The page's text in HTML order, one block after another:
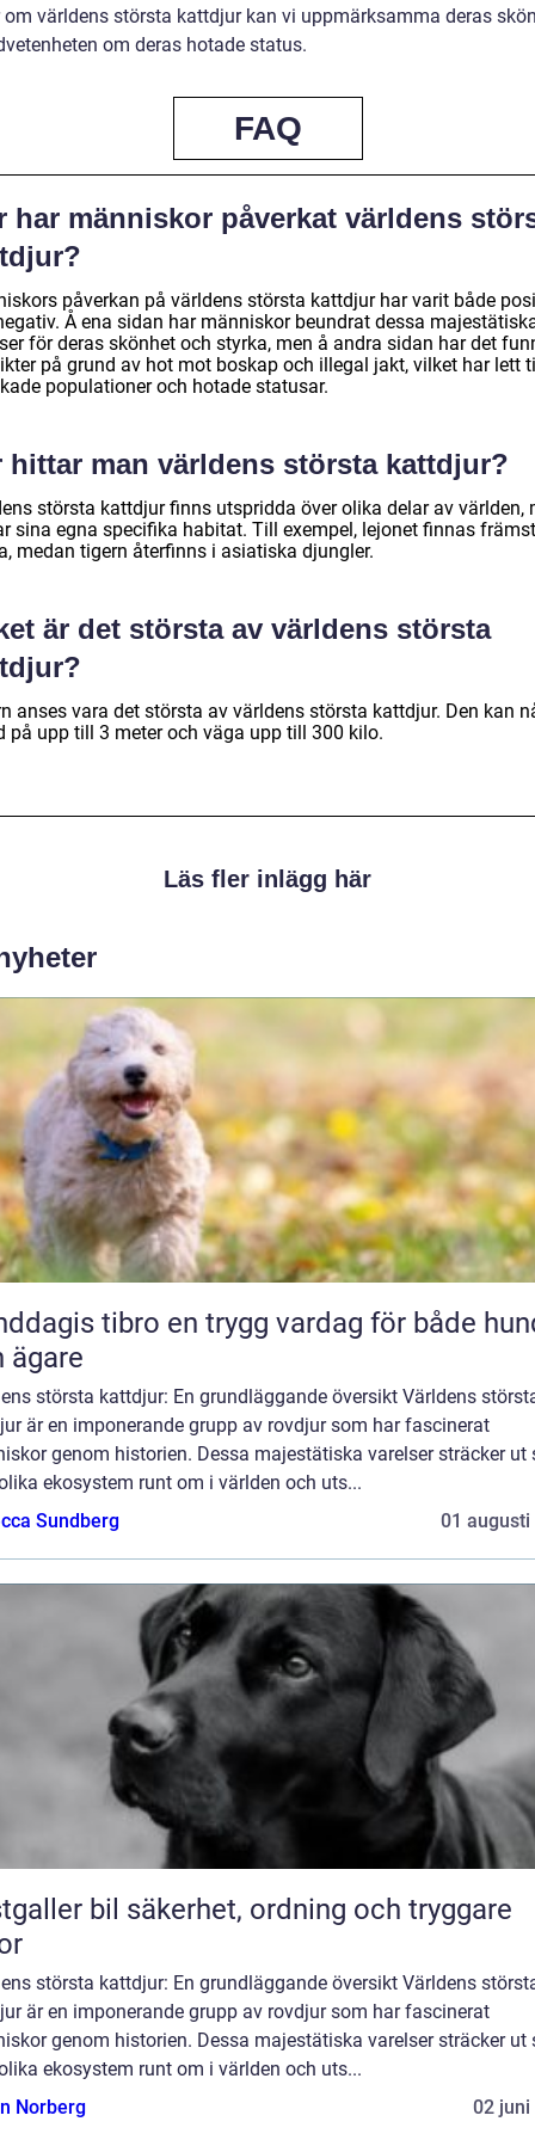
om världens största kattdjur kan vi uppmärksamma deras
om deras hotade status.
FAQ
har människor påverkat världens
påverkan på världens största kattdjur har varit både
Å ena sidan har människor beundrat dessa
för deras skönhet och styrka, men å andra sidan har det
på grund av hot mot boskap och illegal jakt, vilket har lett
populationer och hotade statusar.
hittar man världens största kattdjur?
största kattdjur finns utspridda över olika delar av världen,
sina egna specifika habitat. Till exempel, lejonet finnas
medan tigern återfinns i asiatiska djungler.
är det största av världens största
anses vara det största av världens största kattdjur. Den kan
på upp till 3 meter och väga upp till 300 kilo.
Läs fler inlägg här
en trygg vardag för både hund
ägare
största kattdjur: En grundläggande översikt Världens
är en imponerande grupp av rovdjur som har fascinerat
genom historien. Dessa majestätiska varelser sträcker ut
ekosystem runt om i världen och uts...
Sundberg
01 augusti
ordning och tryggare
största kattdjur: En grundläggande översikt Världens
är en imponerande grupp av rovdjur som har fascinerat
genom historien. Dessa majestätiska varelser sträcker ut
ekosystem runt om i världen och uts...
Norberg
02 juni